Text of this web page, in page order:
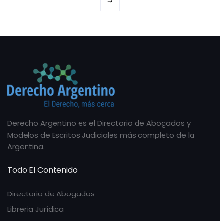
Derecho Argentino es el Directorio de Abogados y
Modelos de Escritos Judiciales más completo de la
Argentina.
Todo El Contenido
Directorio de Abogados
Librería Jurídica